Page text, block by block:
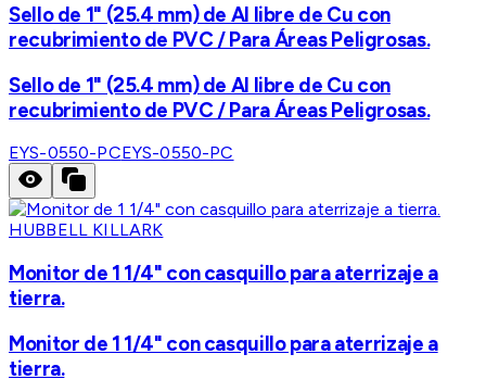
Sello de 1" (25.4 mm) de Al libre de Cu con
recubrimiento de PVC / Para Áreas Peligrosas.
Sello de 1" (25.4 mm) de Al libre de Cu con
recubrimiento de PVC / Para Áreas Peligrosas.
EYS-0550-PCEYS-0550-PC
HUBBELL KILLARK
Monitor de 1 1/4" con casquillo para aterrizaje a
tierra.
Monitor de 1 1/4" con casquillo para aterrizaje a
tierra.